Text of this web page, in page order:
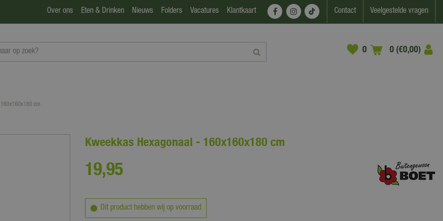
160x160x180 cm
Over ons Eten & Drinken Nieuws Folders Vacatures Klantkaart Contact Veelgestelde vragen
0 (€0,00)
Kweekkas Hexagonaal - 160x160x180 cm
19,95
Dit product hebben wij op voorraad